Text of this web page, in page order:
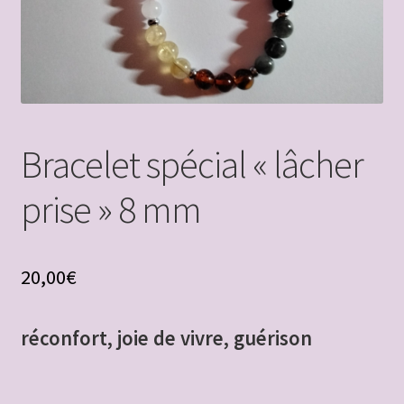
Choix des tailles
Conditions Générales de Vente
Encens et fleur de vie
Bracelet spécial « lâcher
prise » 8 mm
20,00€
réconfort, joie de vivre, guérison